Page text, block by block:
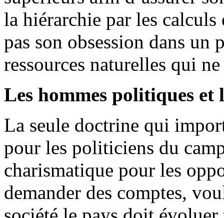
la hiérarchie par les calculs
pas son obsession dans
ressources naturelles qui
Les hommes politiques et
La seule doctrine qui
pour les politiciens du
charismatique pour les
demander des comptes,